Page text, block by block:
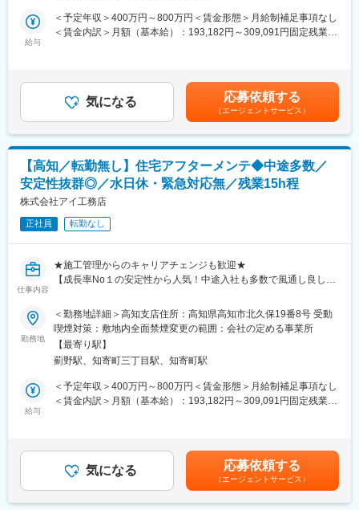
す。
「お客様によろこばれる家づくり」のため、お客様に応じた空間
■当社の家づくり～自由設計の高品質注文住宅を適正価格で実現～
我々の住まいづくりの原点は、お客様のご要望にお応えするだけ
でなく、「自分が住むなら…」という思いを込めてご提案し、ご
満足いただくことです。
お客様が5年10年と暮らしていく中で「この家にして良かった」
と思っていただけるよう、理想の家づくりを目指します。
変更の範囲：会社の定める業務
◎宿泊を伴う出張や原則転勤無し！残業月35h程／来年度から年
休120日予定（水日休）
35歳520万円（入社5年目）
43歳650万円（入社10年目）
資格取得一時金あり：入社後に業務で必要な資格を取得した方に
◎面接にお越しいただき「面接官の印象」「会社の雰囲気」で意
思決定いただいた方多数！
◎成長率の高さという安定性で、同業からの転職者にも選んでい
ただいております！
理想の家づくりに向けたインテリアコーディネーターをお任せし
ます。
■職務内容
契約後のお客様と、営業が作成したプラン図を基に打ち合わせ・
また、新規展示場の着工に向けたコーディネート業務等もお任せ
いたします。
「お客様によろこばれる家づくり」のため、お客様に応じた空間
提案が強み同社だからこそ、ご自身の経験やアイディアを活かし
※業務の進め方目安：約2回程の打合せを通じてインテリア・内装
を決定
だわっています。『アイデア収納』は独自の空間設計の特徴とな
っており、収納スペースの効果的な配置や空間の高低を巧みに利
用したスキップフロアやスキップ収納など家族の希望を叶える、
プラン力にお客様からも評価をいただいています。
給与
＜予定年収＞400万円～800万円＜賃金形態＞月給制補足事項なし
＜賃金内訳＞月額（基本給）：193,182円～309,091円固定残業手
＞※給与詳細は前職の実績・経験・年収等を考慮し決定■賞与：年
2回（3月、10月）※個人の実績による■資格取得一時金あり：入社
後に業務で必要な資格を取得した方には、祝い金を支給（一級建
築士200万円、宅地建物取引士70万円 など）賃金はあくまでも目
安の金額であり、選考を通じて上下する可能性があります。月給
(月額)は固定手当を含めた表記です。
気になる 応募依頼する
（エージェントサービス）
【高知／転勤無し】住宅アフターメンテ◆中途多数／
安定性抜群◎／水日休・緊急対応無／残業15h程
株式会社アイ工務店
正社員 転勤なし
仕事内容
★施工管理からのキャリアチェンジも歓迎★
【成長率No１の安定性から人気！中途入社も多数で風通し良し◎
休）／1次受けはコールセンターで対応するため業務外の対応は無
し！残業月15h程】
自由設計の高品質注文住宅を実現／創業15年で社員数3000名以上
＆売上2000億円突破の売上成長率トップクラスのハウスメーカ
ー！2026年度から年間休日120日予定！
◎評価が明確で年収もしっかりUP！
（年収例）35歳550万円（入社5年目）／45歳700万円（入社9年
勤務地
＜勤務地詳細＞高知支店住所：高知県高知市北久保19番8号 受動
喫煙対策：敷地内全面禁煙変更の範囲：会社の定める事業所
【最寄り駅】
薊野駅、知寄町三丁目駅、知寄町駅
給与
＜予定年収＞400万円～800万円＜賃金形態＞月給制補足事項なし
＜賃金内訳＞月額（基本給）：193,182円～309,091円固定残業手
＞※給与詳細は前職の実績・経験・年収等を考慮し決定■賞与：年
2回（3月、9月）※個人の実績による（年収例）35歳550万円（入
社5年目）／45歳700万円（入社9年目）■資格取得一時金あり：入
社後に業務で必要な資格を取得した方には、祝い金を支給賃金は
気になる 応募依頼する
（エージェントサービス）